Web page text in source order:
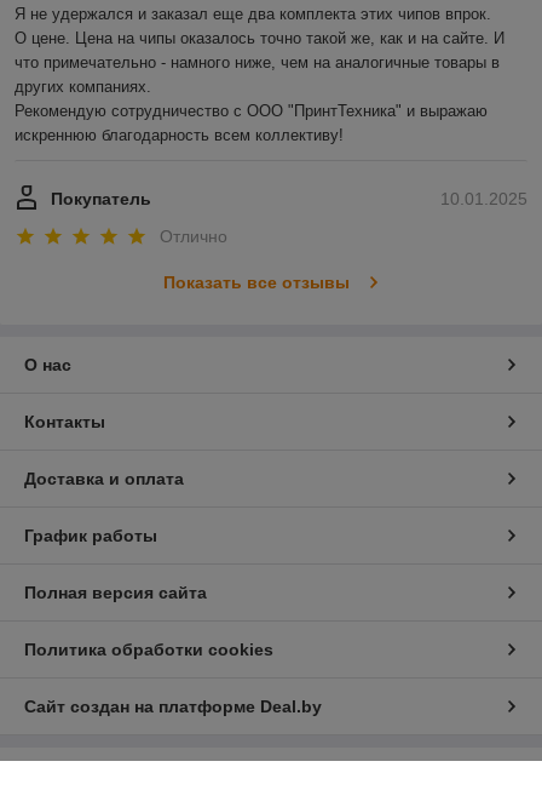
Я не удержался и заказал еще два комплекта этих чипов впрок.
О цене. Цена на чипы оказалось точно такой же, как и на сайте. И
что примечательно - намного ниже, чем на аналогичные товары в
других компаниях.
Рекомендую сотрудничество с ООО "ПринтТехника" и выражаю
искреннюю благодарность всем коллективу!
10.01.2025
Покупатель
Отлично
Показать все отзывы
О нас
Контакты
Доставка и оплата
График работы
Полная версия сайта
Политика обработки cookies
Сайт создан на платформе Deal.by